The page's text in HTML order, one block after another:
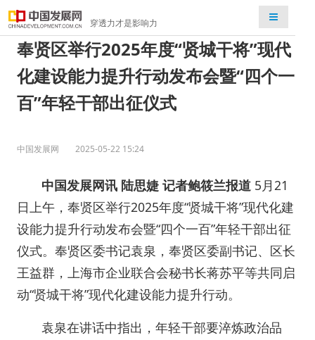
穿透力才是影响力
检索
奉贤区举行2025年度“贤城干将”现代
化建设能力提升行动发布会暨“四个一
百”年轻干部出征仪式
中国发展网 2025-05-22 15:24
中国发展网讯 陆思婕 记者鲍筱兰报道 5月21
日上午，奉贤区举行2025年度“贤城干将”现代化建
设能力提升行动发布会暨“四个一百”年轻干部出征
仪式。 奉贤区委书记袁泉， 奉贤区委副书记、区长
王益群，上海市企业联合会秘书长蒋苏平等共同启
动“贤城干将”现代化建设能力提升行动。
袁泉在讲话中指出，年轻干部要淬炼政治品